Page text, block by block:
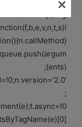
!function(f,b,e,v,n,t,s)
{if(f.fbq)return;n=f.fbq=function(){n.callMethod?
ents)};
;